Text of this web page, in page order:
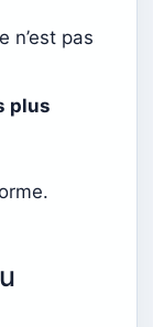
n’est pas
plus